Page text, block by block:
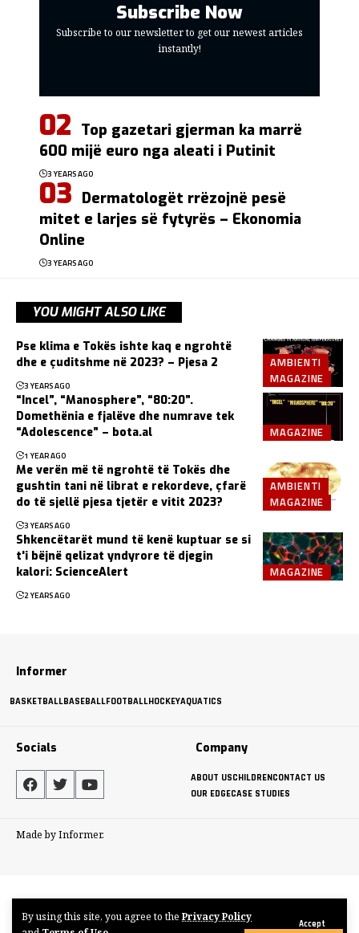
By using this site, you agree to the Privacy Policy
Accept
Subscribe Now
Subscribe to our newsletter to get our newest articles
instantly!
Top gazetari gjerman ka marrë
600 mijë euro nga aleati i Putinit
3 YEARS AGO
Dermatologët rrëzojnë pesë
mitet e larjes së fytyrës – Ekonomia
Online
3 YEARS AGO
YOU MIGHT ALSO LIKE
AMBIENTI
MAGAZINE
Pse klima e Tokës ishte kaq e ngrohtë
dhe e çuditshme në 2023? – Pjesa 2
3 YEARS AGO
MAGAZINE
“Incel”, “Manosphere”, “80:20”.
Domethënia e fjalëve dhe numrave tek
“Adolescence” – bota.al
1 YEAR AGO
AMBIENTI
MAGAZINE
Me verën më të ngrohtë të Tokës dhe
gushtin tani në librat e rekordeve, çfarë
do të sjellë pjesa tjetër e vitit 2023?
3 YEARS AGO
MAGAZINE
Shkencëtarët mund të kenë kuptuar se si
t'i bëjnë qelizat yndyrore të djegin
kalori: ScienceAlert
2 YEARS AGO
Informer
BASKETBALLBASEBALLFOOTBALLHOCKEYAQUATICS
Socials Company
ABOUT USCHILDRENCONTACT US
OUR EDGECASE STUDIES
Made by Informer.